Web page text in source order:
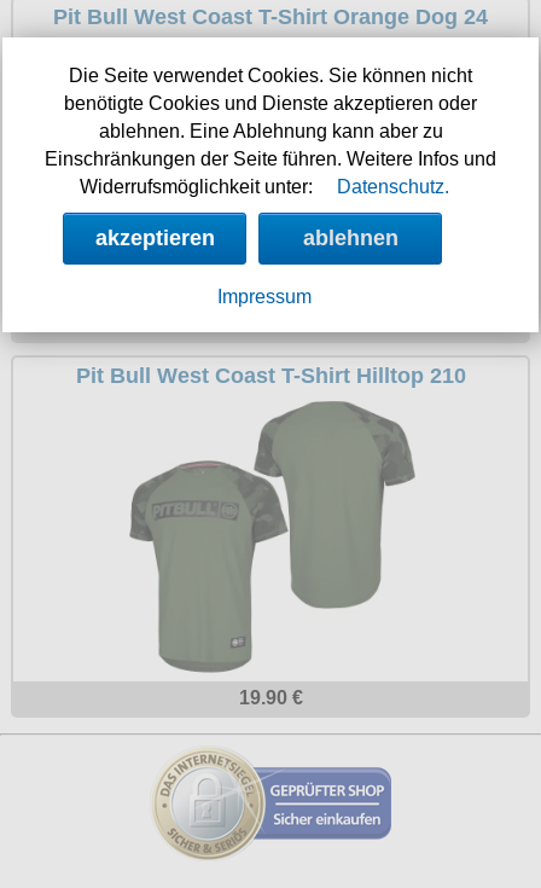
Pit Bull West Coast T-Shirt Orange Dog 24
Pit Bull West Coast T-Shirt Hilltop 210
19.90 €
Die Seite verwendet Cookies. Sie können nicht
benötigte Cookies und Dienste akzeptieren oder
ablehnen. Eine Ablehnung kann aber zu
Einschränkungen der Seite führen. Weitere Infos und
Widerrufsmöglichkeit unter:
Datenschutz.
akzeptieren ablehnen
Impressum